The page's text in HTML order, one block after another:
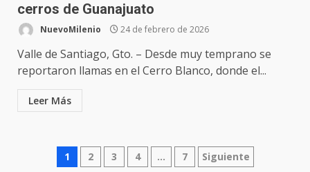
cerros de Guanajuato
NuevoMilenio 24 de febrero de 2026
Valle de Santiago, Gto. – Desde muy temprano se
reportaron llamas en el Cerro Blanco, donde el...
Leer Más
Paginación
1 2 3 4 … 7 Siguiente